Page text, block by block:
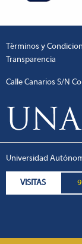
Términos y
Transparencia
Calle Canarios S/N
Universidad
VISITAS